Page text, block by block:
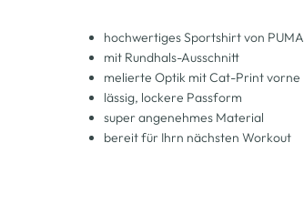
hochwertiges Sportshirt von PUMA
mit Rundhals-Ausschnitt
melierte Optik mit Cat-Print vorne
lässig, lockere Passform
super angenehmes Material
bereit für Ihrn nächsten Workout